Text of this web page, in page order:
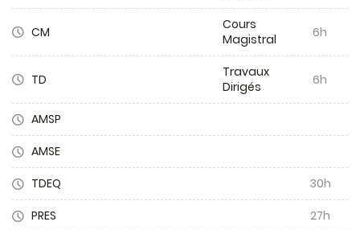
CM
Cours
Magistral
6h
TD
Travaux
Dirigés
6h
AMSP
AMSE
TDEQ
30h
PRES
27h